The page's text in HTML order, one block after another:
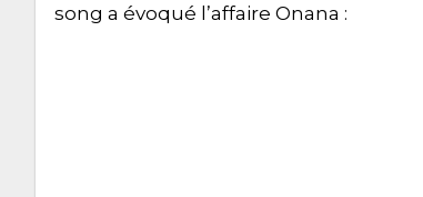
song a évoqué l’affaire Onana :